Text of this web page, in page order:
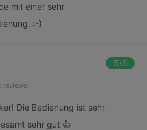
mit einer sehr
:-)
5/6
reviews
Die Bedienung ist sehr
sehr gut 👍